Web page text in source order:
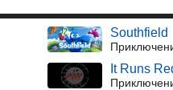
Southfield
It Runs